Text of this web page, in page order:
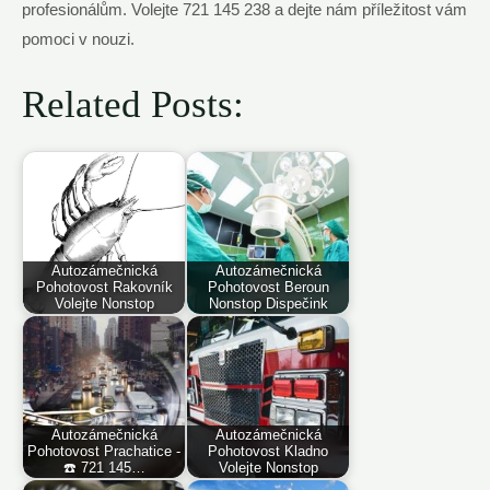
profesionálům. Volejte 721 145 238 a dejte nám příležitost vám
pomoci v nouzi.
Related Posts:
Autozámečnická
Pohotovost Rakovník
Volejte Nonstop
Autozámečnická
Pohotovost Beroun
Nonstop Dispečink
Autozámečnická
Pohotovost Prachatice -
☎️ 721 145…
Autozámečnická
Pohotovost Kladno
Volejte Nonstop